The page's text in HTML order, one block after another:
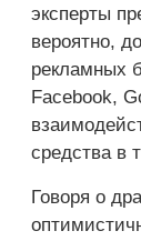
эксперты
вероятно,
рекламных
Facebook,
средства в
Говоря о